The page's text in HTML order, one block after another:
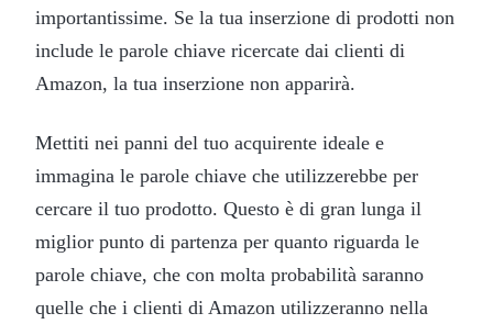
importantissime. Se la tua inserzione di prodotti non
include le parole chiave ricercate dai clienti di
Amazon, la tua inserzione non apparirà.
Mettiti nei panni del tuo acquirente ideale e
immagina le parole chiave che utilizzerebbe per
cercare il tuo prodotto. Questo è di gran lunga il
miglior punto di partenza per quanto riguarda le
parole chiave, che con molta probabilità saranno
quelle che i clienti di Amazon utilizzeranno nella